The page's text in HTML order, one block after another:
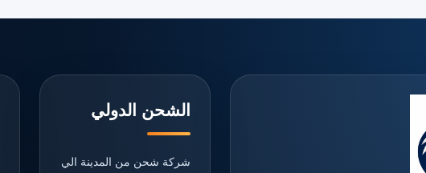
الشحن الدولي
شركة شحن من المدينة الي